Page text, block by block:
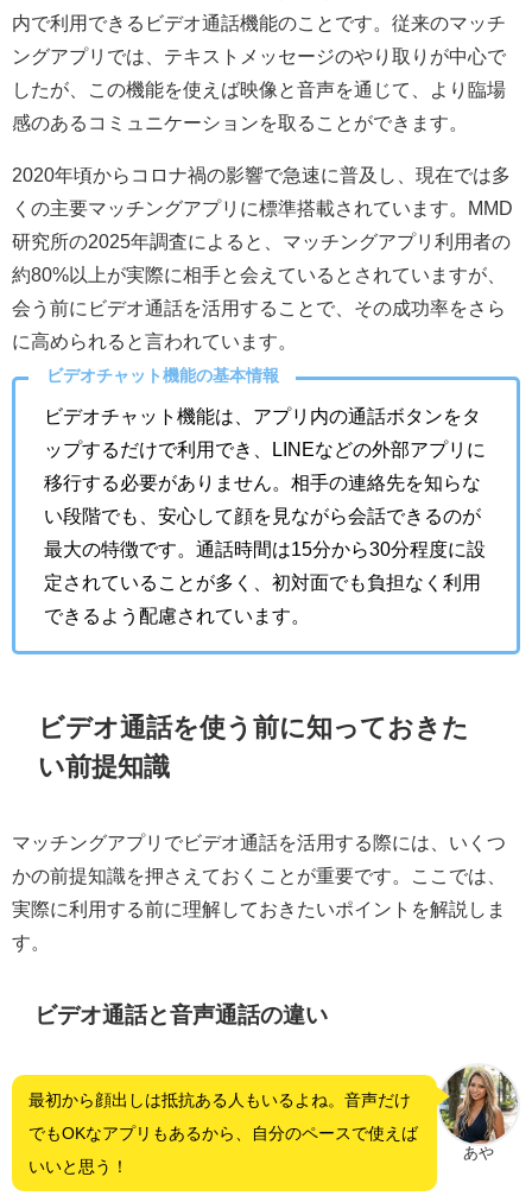
内で利用できるビデオ通話機能のことです。従来のマッチ
ングアプリでは、テキストメッセージのやり取りが中心で
したが、この機能を使えば映像と音声を通じて、より臨場
感のあるコミュニケーションを取ることができます。
2020年頃からコロナ禍の影響で急速に普及し、現在では多
くの主要マッチングアプリに標準搭載されています。MMD
研究所の2025年調査によると、マッチングアプリ利用者の
約80%以上が実際に相手と会えているとされていますが、
会う前にビデオ通話を活用することで、その成功率をさら
に高められると言われています。
ビデオチャット機能の基本情報
ビデオチャット機能は、アプリ内の通話ボタンをタ
ップするだけで利用でき、LINEなどの外部アプリに
移行する必要がありません。相手の連絡先を知らな
い段階でも、安心して顔を見ながら会話できるのが
最大の特徴です。通話時間は15分から30分程度に設
定されていることが多く、初対面でも負担なく利用
できるよう配慮されています。
ビデオ通話を使う前に知っておきた
い前提知識
マッチングアプリでビデオ通話を活用する際には、いくつ
かの前提知識を押さえておくことが重要です。ここでは、
実際に利用する前に理解しておきたいポイントを解説しま
す。
ビデオ通話と音声通話の違い
あや
最初から顔出しは抵抗ある人もいるよね。音声だけ
でもOKなアプリもあるから、自分のペースで使えば
いいと思う！